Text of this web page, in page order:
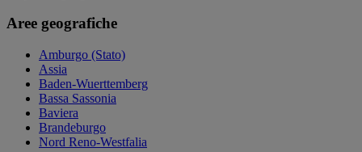
Aree geografiche
Amburgo (Stato)
Assia
Baden-Wuerttemberg
Bassa Sassonia
Baviera
Brandeburgo
Nord Reno-Westfalia